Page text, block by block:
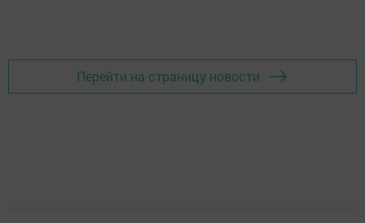
Перейти на страницу новости